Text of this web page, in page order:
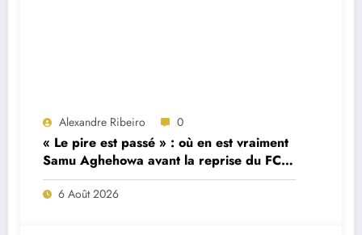
Alexandre Ribeiro 0
« Le pire est passé » : où en est vraiment
Samu Aghehowa avant la reprise du FC
Porto ?
6 Août 2026